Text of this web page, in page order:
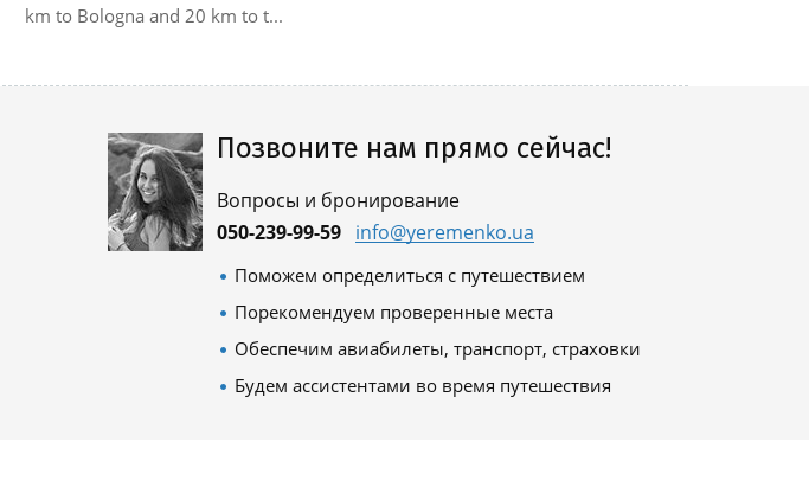
km to Bologna and 20 km to t...
Позвоните нам прямо сейчас!
Вопросы и бронирование
050-239-99-59 info@yeremenko.ua
Поможем определиться с путешествием
Порекомендуем проверенные места
Обеспечим авиабилеты, транспорт, страховки
Будем ассистентами во время путешествия